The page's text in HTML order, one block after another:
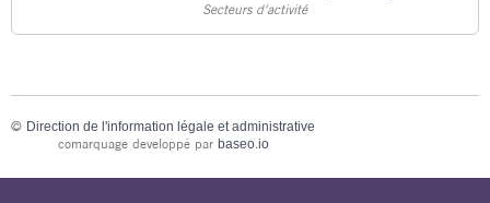
Secteurs d'activité
© Direction de l'information légale et administrative
comarquage developpé par baseo.io